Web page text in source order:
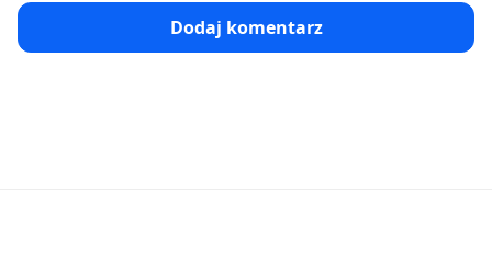
Dodaj komentarz